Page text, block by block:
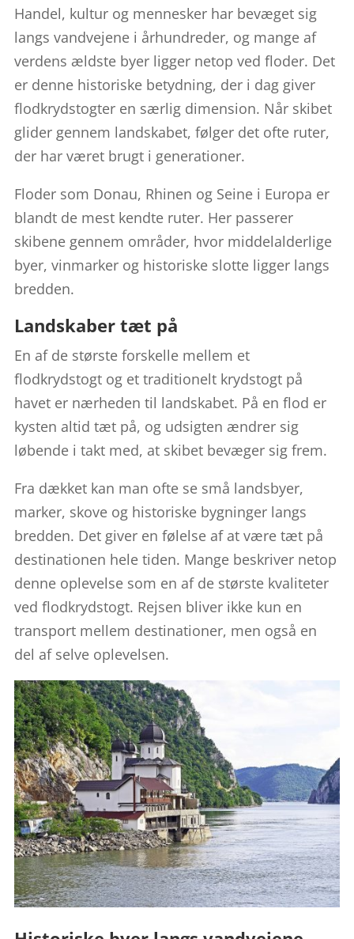
Handel, kultur og mennesker har bevæget sig
langs vandvejene i århundreder, og mange af
verdens ældste byer ligger netop ved floder. Det
er denne historiske betydning, der i dag giver
flodkrydstogter en særlig dimension. Når skibet
glider gennem landskabet, følger det ofte ruter,
der har været brugt i generationer.
Floder som Donau, Rhinen og Seine i Europa er
blandt de mest kendte ruter. Her passerer
skibene gennem områder, hvor middelalderlige
byer, vinmarker og historiske slotte ligger langs
bredden.
Landskaber tæt på
En af de største forskelle mellem et
flodkrydstogt og et traditionelt krydstogt på
havet er nærheden til landskabet. På en flod er
kysten altid tæt på, og udsigten ændrer sig
løbende i takt med, at skibet bevæger sig frem.
Fra dækket kan man ofte se små landsbyer,
marker, skove og historiske bygninger langs
bredden. Det giver en følelse af at være tæt på
destinationen hele tiden. Mange beskriver netop
denne oplevelse som en af de største kvaliteter
ved flodkrydstogt. Rejsen bliver ikke kun en
transport mellem destinationer, men også en
del af selve oplevelsen.